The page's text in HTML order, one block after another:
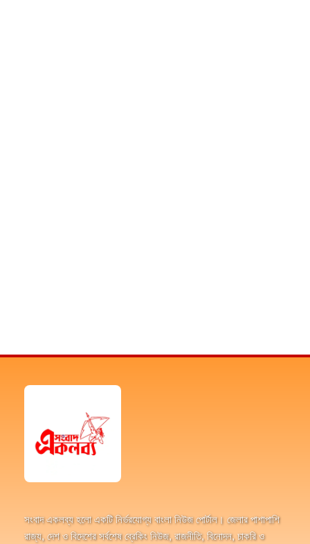
সংবাদ একলব্য হলো একটি নির্ভরযোগ্য বাংলা নিউজ পোর্টাল। জেলার পাশাপাশি
রাজ্য, দেশ ও বিদেশের সর্বশেষ ব্রেকিং নিউজ, রাজনীতি, বিনোদন, চাকরি ও